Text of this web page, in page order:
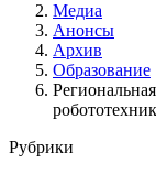
Медиа
Анонсы
Архив
Образование
Рубрики